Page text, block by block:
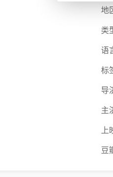
地
类
语
标
导
主
上
豆